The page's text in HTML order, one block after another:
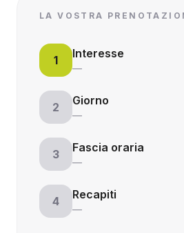
LA VOSTRA
1 Interesse
—
2 Giorno
—
3 Fascia oraria
—
4 Recapiti
—